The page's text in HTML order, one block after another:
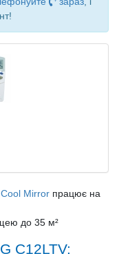
Mirror працює на
до 35 м²
C12LTV: